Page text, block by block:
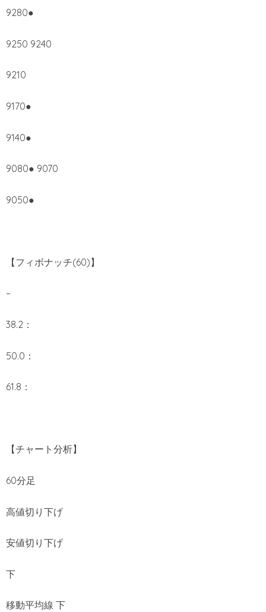
9280●
9250 9240
9210
9170●
9140●
9080● 9070
9050●
【フィボナッチ(60)】
–
38.2：
50.0：
61.8：
【チャート分析】
60分足
高値切り下げ
安値切り下げ
下
移動平均線 下